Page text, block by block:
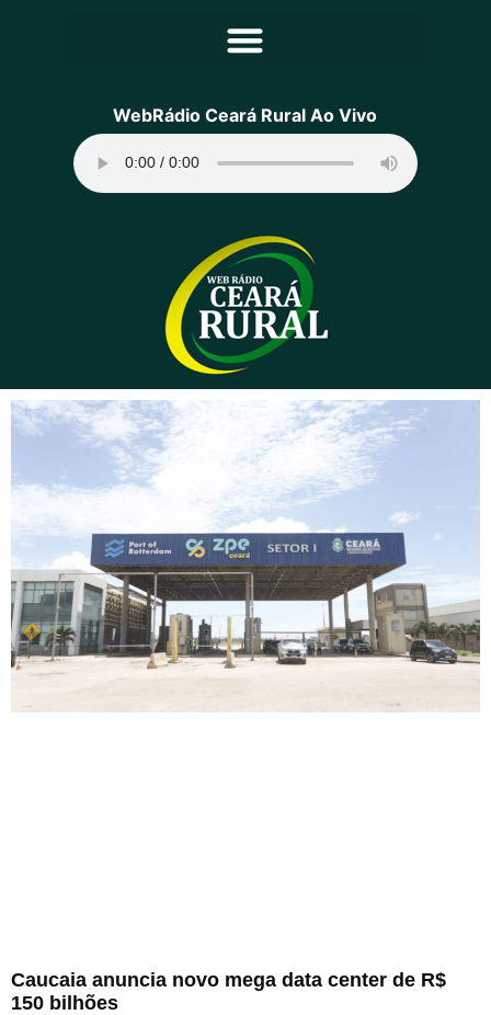
Principal
Programação
Equipe
Contato
Sobre
WebRádio Ceará Rural Ao Vivo
Caucaia anuncia novo mega data center de R$
150 bilhões